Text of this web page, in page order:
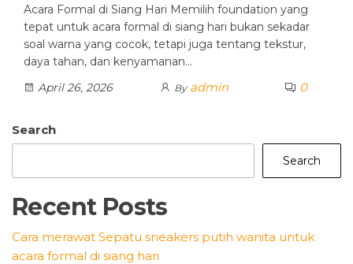
Acara Formal di Siang Hari Memilih foundation yang
tepat untuk acara formal di siang hari bukan sekadar
soal warna yang cocok, tetapi juga tentang tekstur,
daya tahan, dan kenyamanan…
April 26, 2026
By admin 0
Search
Search
Recent Posts
Cara merawat Sepatu sneakers putih wanita untuk
acara formal di siang hari